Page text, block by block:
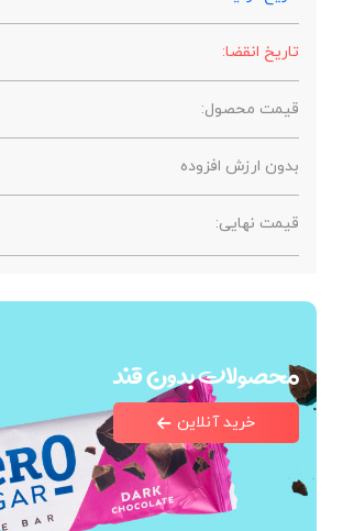
تاریخ انقضا:
قیمت محصول:
بدون ارزش افزوده
قیمت نهایی:
محصولات بدون قند
خرید آنلاین